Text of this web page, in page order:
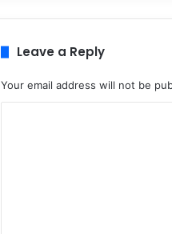
Leave a Reply
Your email address will not be